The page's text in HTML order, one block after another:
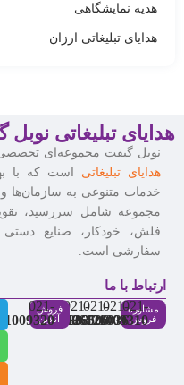
هدیه نمایشگاهی
هدایای تبلیغاتی ارزان
هدایای تبلیغاتی نوبل
نوبل گیفت مجموعه‌ای تخصصی
هدایای تبلیغاتی است که با
خدمات متنوعی به سازمان‌ها
مجموعه شامل سررسید،
فلش، خودکار، صنایع
سفارشی است.
ارتباط با ما
مشاوره
فروش
021-
91009310
021-
86126036
021-
86126506
021-
88537803
فروش
آنلاین
021-
91009320